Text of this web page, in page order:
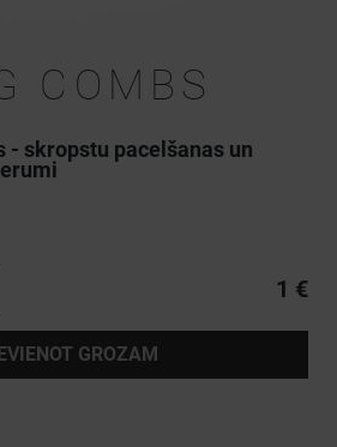
COMBS
- skropstu pacelšanas un
1 €
GROZAM